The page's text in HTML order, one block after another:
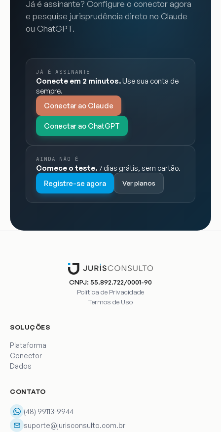
Já é assinante? Configure o conector agora
e pesquise jurisprudência direto no Claude
ou ChatGPT.
JÁ É ASSINANTE
Conecte em 2 minutos.Use sua conta de
sempre.
Conectar ao Claude
Conectar ao ChatGPT
AINDA NÃO É
Comece o teste.7 dias grátis, sem cartão.
Registre-se agora
Ver planos
CNPJ: 55.892.722/0001-90
Política de Privacidade
Termos de Uso
SOLUÇÕES
Plataforma
Conector
Dados
CONTATO
(48) 99113-9944
suporte@jurisconsulto.com.br